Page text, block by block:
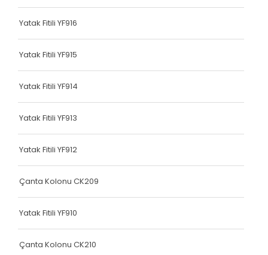
Dokuma Lastiği
Dokuma Lastiği
Yatak Fitili
Hava Kapsülü
Hava Kapsülü
Hava Kapsülü
Hava Kapsülü
Dokuma Lastiği
Yatak Fitili YF916
Yatak Fitili YF915
Yatak Fitili YF914
Yatak Fitili YF913
Yatak Fitili YF912
Çanta Kolonu CK209
Yatak Fitili YF910
Çanta Kolonu CK210